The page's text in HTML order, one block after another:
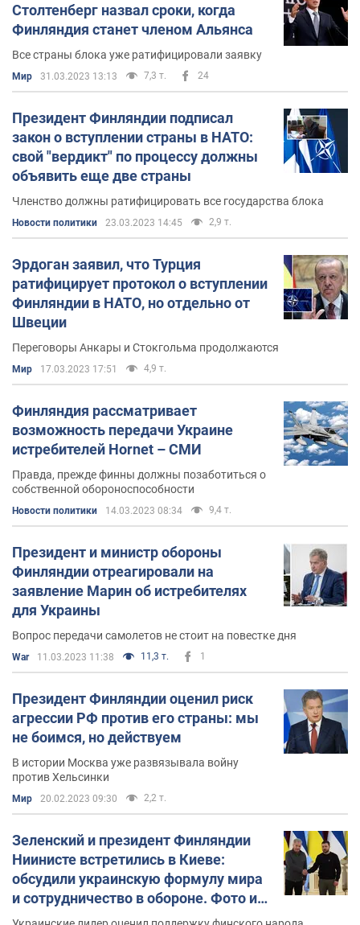
Столтенберг назвал сроки, когда
Финляндия станет членом Альянса
Все страны блока уже ратифицировали заявку
Мир 31.03.2023 13:13 7,3 т. 24
Президент Финляндии подписал
закон о вступлении страны в НАТО:
свой "вердикт" по процессу должны
объявить еще две страны
Членство должны ратифицировать все государства блока
Новости политики 23.03.2023 14:45 2,9 т.
Эрдоган заявил, что Турция
ратифицирует протокол о вступлении
Финляндии в НАТО, но отдельно от
Швеции
Переговоры Анкары и Стокгольма продолжаются
Мир 17.03.2023 17:51 4,9 т.
Финляндия рассматривает
возможность передачи Украине
истребителей Hornet – СМИ
Правда, прежде финны должны позаботиться о
собственной обороноспособности
Новости политики 14.03.2023 08:34 9,4 т.
Президент и министр обороны
Финляндии отреагировали на
заявление Марин об истребителях
для Украины
Вопрос передачи самолетов не стоит на повестке дня
War 11.03.2023 11:38 11,3 т. 1
Президент Финляндии оценил риск
агрессии РФ против его страны: мы
не боимся, но действуем
В истории Москва уже развязывала войну
против Хельсинки
Мир 20.02.2023 09:30 2,2 т.
Зеленский и президент Финляндии
Ниинисте встретились в Киеве:
обсудили украинскую формулу мира
и сотрудничество в обороне. Фото и
видео